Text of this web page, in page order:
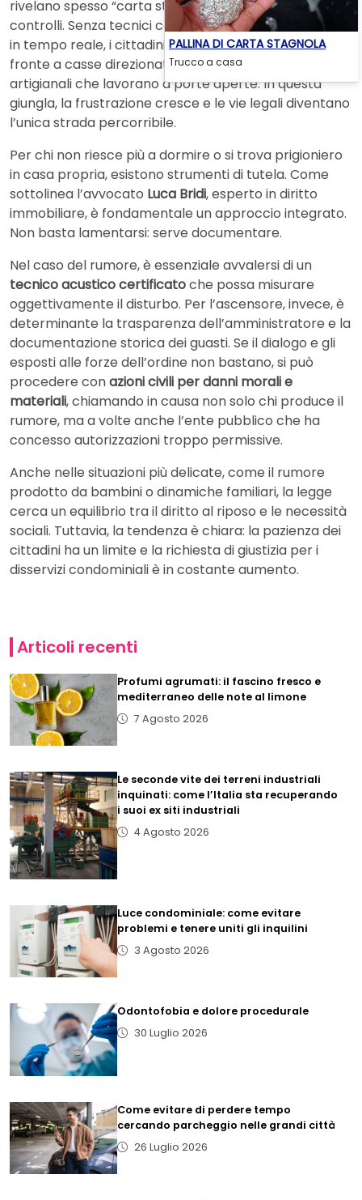
rivelano spesso “carta straccia” perché mancano i
controlli. Senza tecnici certificati pronti a intervenire
in tempo reale, i cittadini si sentono abbandonati di
fronte a casse direzionate verso le finestre o attività
artigianali che lavorano a porte aperte. In questa
giungla, la frustrazione cresce e le vie legali diventano
l’unica strada percorribile.
Per chi non riesce più a dormire o si trova prigioniero
in casa propria, esistono strumenti di tutela. Come
sottolinea l’avvocato Luca Bridi, esperto in diritto
immobiliare, è fondamentale un approccio integrato.
Non basta lamentarsi: serve documentare.
Nel caso del rumore, è essenziale avvalersi di un
tecnico acustico certificatoche possa misurare
oggettivamente il disturbo. Per l’ascensore, invece, è
determinante la trasparenza dell’amministratore e la
documentazione storica dei guasti. Se il dialogo e gli
esposti alle forze dell’ordine non bastano, si può
procedere conazioni civili per danni morali e
materiali, chiamando in causa non solo chi produce il
rumore, ma a volte anche l’ente pubblico che ha
concesso autorizzazioni troppo permissive.
Anche nelle situazioni più delicate, come il rumore
prodotto da bambini o dinamiche familiari, la legge
cerca un equilibrio tra il diritto al riposo e le necessità
sociali. Tuttavia, la tendenza è chiara: la pazienza dei
cittadini ha un limite e la richiesta di giustizia per i
disservizi condominiali è in costante aumento.
Articoli recenti
Profumi agrumati: il fascino fresco e
mediterraneo delle note al limone
7 Agosto 2026
Le seconde vite dei terreni industriali
inquinati: come l’Italia sta recuperando
i suoi ex siti industriali
4 Agosto 2026
Luce condominiale: come evitare
problemi e tenere uniti gli inquilini
3 Agosto 2026
Odontofobia e dolore procedurale
30 Luglio 2026
Come evitare di perdere tempo
cercando parcheggio nelle grandi città
26 Luglio 2026
PALLINA DI CARTA STAGNOLA
Trucco a casa